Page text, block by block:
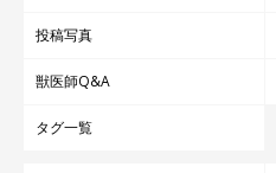
投稿写真
獣医師Q&A
タグ一覧